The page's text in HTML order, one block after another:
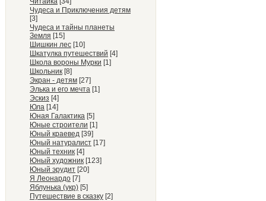
Чудеса и Приключения детям
[3]
Чудеса и тайны планеты
Земля [15]
Шишкин лес [10]
Шкатулка путешествий [4]
Школа вороны Мурки [1]
Школьник [8]
Экран - детям [27]
Элька и его мечта [1]
Эскиз [4]
Юла [14]
Юная Галактика [5]
Юные строители [1]
Юный краевед [39]
Юный натуралист [17]
Юный техник [4]
Юный художник [123]
Юный эрудит [20]
Я Леонардо [7]
Яблунька (укр) [5]
Путешествие в сказку [2]